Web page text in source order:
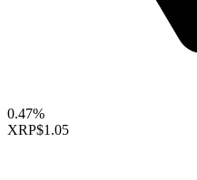
0.47%
XRP$1.05